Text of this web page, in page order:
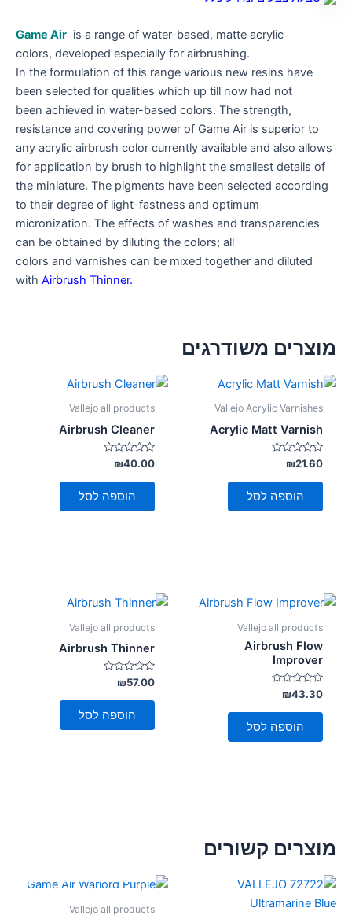
Game Air is a range of water-based, matte acrylic
colors, developed especially for airbrushing.
In the formulation of this range various new resins have
been selected for qualities which up till now had not
been achieved in water-based colors. The strength,
resistance and covering power of Game Air is superior to
any acrylic airbrush color currently available and also allows
for application by brush to highlight the smallest details of
the miniature. The pigments have been selected according
to their degree of light-fastness and optimum
micronization. The effects of washes and transparencies
can be obtained by diluting the colors; all
colors and varnishes can be mixed together and diluted
with Airbrush Thinner.
מוצרים משודרגים
Vallejo Acrylic Varnishes
Acrylic Matt Varnish
דורג
0
מתוך
₪21.60
הוספה לסל
Vallejo all products
Airbrush Cleaner
דורג
0
מתוך
₪40.00
הוספה לסל
Vallejo all products
Airbrush Flow
Improver
דורג
0
מתוך
₪43.30
הוספה לסל
Vallejo all products
Airbrush Thinner
דורג
0
מתוך
₪57.00
הוספה לסל
מוצרים קשורים
Vallejo all products